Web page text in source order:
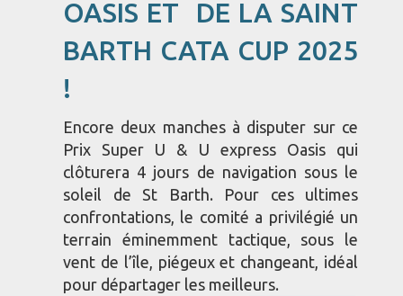
OASIS ET DE LA SAINT
BARTH CATA CUP 2025
!
Encore deux manches à disputer sur ce
Prix Super U & U express Oasis qui
clôturera 4 jours de navigation sous le
soleil de St Barth. Pour ces ultimes
confrontations, le comité a privilégié un
terrain éminemment tactique, sous le
vent de l’île, piégeux et changeant, idéal
pour départager les meilleurs.